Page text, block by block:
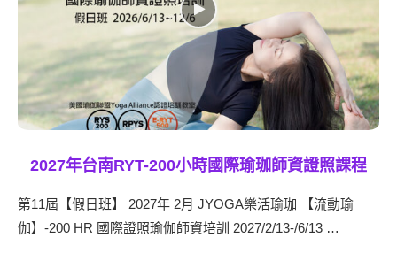
2027年台南RYT-200小時國際瑜珈師資證照課程
第11屆【假日班】 2027年 2月 JYOGA樂活瑜珈 【流動瑜
伽】-200 HR 國際證照瑜伽師資培訓 2027/2/13-/6/13 …